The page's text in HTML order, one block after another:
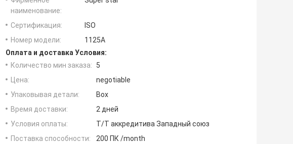
наименование:
Сертификация:
ISO
Номер модели:
1125A
Оплата и доставка Условия:
Количество мин заказа:
5
Цена:
negotiable
Упаковывая детали:
Box
Время доставки:
2 дней
Условия оплаты:
T/T аккредитива Западный союз
Поставка способности:
200 ПК /month